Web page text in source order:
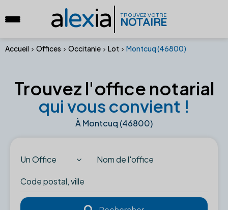
alexia TROUVEZ VOTRE
NOTAIRE
Accueil Offices Occitanie Lot Montcuq (46800)
Trouvez l'office notarial
qui vous convient !
À Montcuq (46800)
Un Office